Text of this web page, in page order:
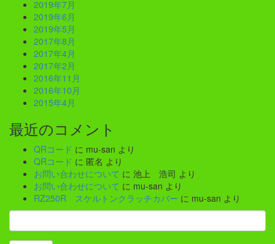
2019年7月
2019年6月
2019年5月
2017年8月
2017年4月
2017年2月
2016年11月
2016年10月
2015年4月
最近のコメント
QRコード に mu-san より
QRコード に 匿名 より
お問い合わせについて に 池上 浩司 より
お問い合わせについて に mu-san より
RZ250R スケルトンクラッチカバー に mu-san より